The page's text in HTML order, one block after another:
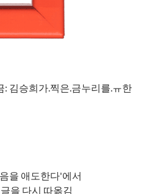
: 김승희가.찍은.금누리를.ㅠ한
을 애도한다'에서
을 다시 따옮김